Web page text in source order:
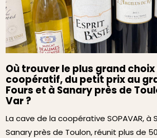
Où trouver le plus grand
coopératif, du petit prix au
Fours et à Sanary près de
Var ?
La cave de la coopérative SOPAVAR, à
Sanary près de Toulon, réunit plus de